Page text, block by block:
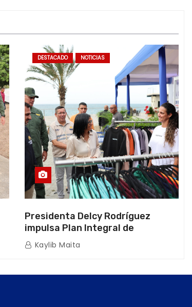
DESTACADO NOTICIAS
Presidenta Delcy Rodríguez
impulsa Plan Integral de
Reactivación Económica en La
Guaira
Kaylib Maita